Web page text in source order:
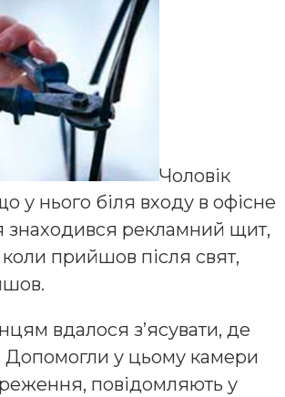
Чоловік
у нього біля входу в офісне
рекламний щит,
коли прийшов після свят,
вдалося з’ясувати, де
Допомогли у цьому камери
повідомляють у